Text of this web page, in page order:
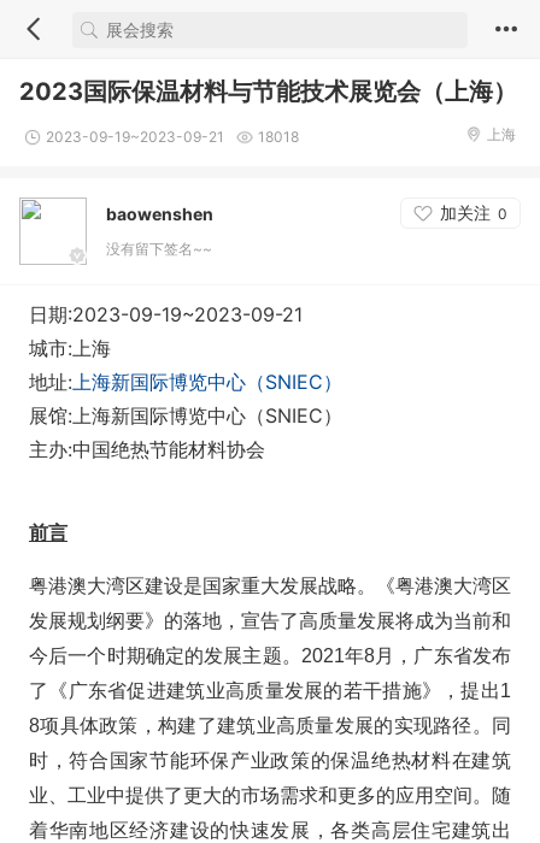
2023国际保温材料与节能技术展览会（上海）
2023-09-19~2023-09-21 18018 上海
baowenshen 加关注 0
没有留下签名~~
日期:2023-09-19~2023-09-21
城市:上海
地址:上海新国际博览中心（SNIEC）
展馆:上海新国际博览中心（SNIEC）
主办:中国绝热节能材料协会
前言
粤港澳大湾区建设是国家重大发展战略。
《粤港澳大湾区
发展规划纲要》的落地，宣告了高质量发展将成为当前和
今后一个时期确定的发展主题。 2021年8月，广东省发布
了《广东省促进建筑业高质量发展的若干措施》，提出1
8项具体政策，构建了建筑业高质量发展的实现路径。
同
时，符合国家节能环保产业政策的保温绝热材料在建筑
业、工业中提供了更大的市场需求和更多的应用空间。随
着华南地区经济建设的快速发展，各类高层住宅建筑出